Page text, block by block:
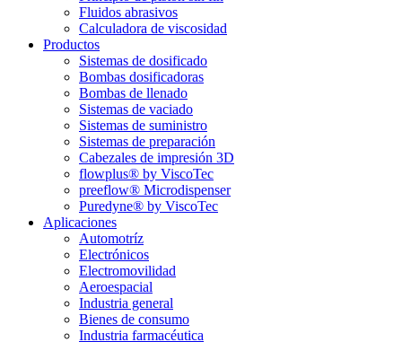
Fluidos abrasivos
Calculadora de viscosidad
Productos
Sistemas de dosificado
Bombas dosificadoras
Bombas de llenado
Sistemas de vaciado
Sistemas de suministro
Sistemas de preparación
Cabezales de impresión 3D
flowplus® by ViscoTec
preeflow® Microdispenser
Puredyne® by ViscoTec
Aplicaciones
Automotríz
Electrónicos
Electromovilidad
Aeroespacial
Industria general
Bienes de consumo
Industria farmacéutica